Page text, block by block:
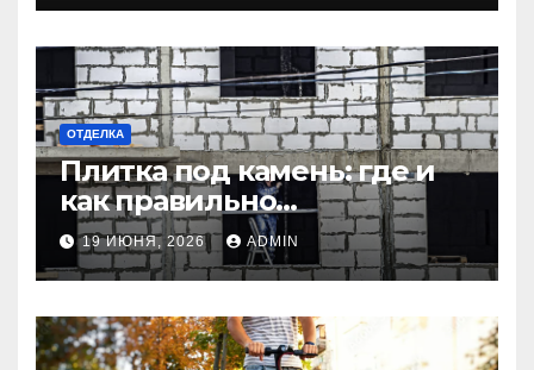
дома
ОТДЕЛКА
Плитка под камень: где и
как правильно
использовать в интерьере
комнаты?
19 ИЮНЯ, 2026 ADMIN